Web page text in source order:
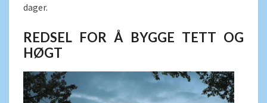
dager.
REDSEL FOR Å BYGGE TETT OG
HØGT